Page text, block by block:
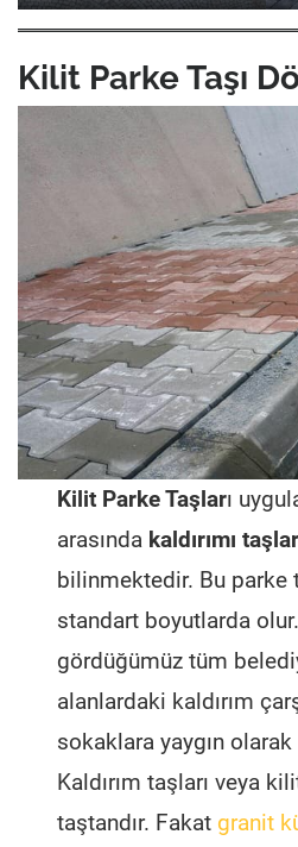
Kilit Parke Taşı
Kilit Parke Taşları
arasında kaldırımı
bilinmektedir. Bu parke
standart boyutlarda
gördüğümüz tüm
alanlardaki kaldırım
sokaklara yaygın olarak
Kaldırım taşları veya
taştandır. Fakat granit